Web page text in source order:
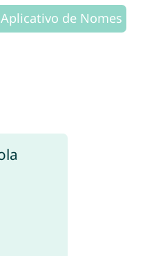
Aplicativo de Nomes